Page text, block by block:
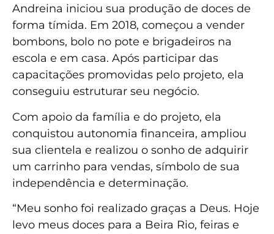
Andreina iniciou sua produção de doces de
forma tímida. Em 2018, começou a vender
bombons, bolo no pote e brigadeiros na
escola e em casa. Após participar das
capacitações promovidas pelo projeto, ela
conseguiu estruturar seu negócio.
Com apoio da família e do projeto, ela
conquistou autonomia financeira, ampliou
sua clientela e realizou o sonho de adquirir
um carrinho para vendas, símbolo de sua
independência e determinação.
“Meu sonho foi realizado graças a Deus. Hoje
levo meus doces para a Beira Rio, feiras e